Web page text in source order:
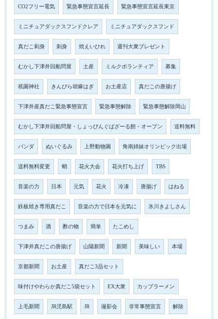
CO2フリー電気 緊急事態宣言延長 緊急事態宣言延長東京
ミニチュアダックスフンドクレア ミニチュアダックスフンド
真だこ刺身 刺身 焼えいひれ 週刊大衆プレゼント
むかし下津井回船問屋 土産 ミルクボランティア 募集
祇園神社 きんぴら胡麻はぎ お土産店 真だこの唐揚げ
下津井産真だこ緊急事態宣言 緊急事態解除 緊急事態解除岡山
むかし下津井回船問屋・しょっぴんぐばざーる館・オープン 送料無料
パンダ ぬいぐるみ 上野動物園 角南姉妹オリンピック出場
送料無料変更 蛸 花火大会 花火打ち上げ TBS
音楽の力 日本 元気 花火 冷凍 唐揚げ はねる
鉄板焼き専用真だこ 音楽の力で日本を元気に 氷川きよしさん
つまみ 酒 酢の物 簡単 たこめし
下津井真だこの唐揚げ 山陽新聞 新聞 美味しい 本場
京都新聞 お土産 真だこ3品セット
味付けやわらか真だこ5袋セット EX大衆 カップラーメン
上毛新聞 JR児島駅 JR 撮影会 非常事態宣言 解除